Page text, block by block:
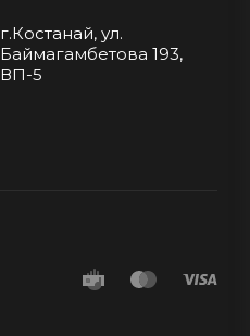
г.Костанай, ул.
Баймагамбетова 193,
ВП-5